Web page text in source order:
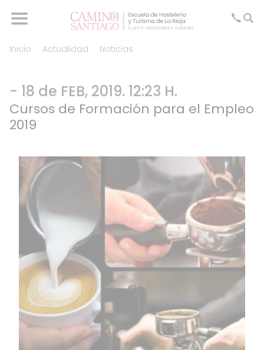
Inicio Actualidad Noticias
- 18 de FEB, 2019. 12:23 H.
Cursos de Formación para el Empleo
2019